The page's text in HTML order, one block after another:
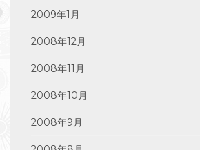
2009年1月
2008年12月
2008年11月
2008年10月
2008年9月